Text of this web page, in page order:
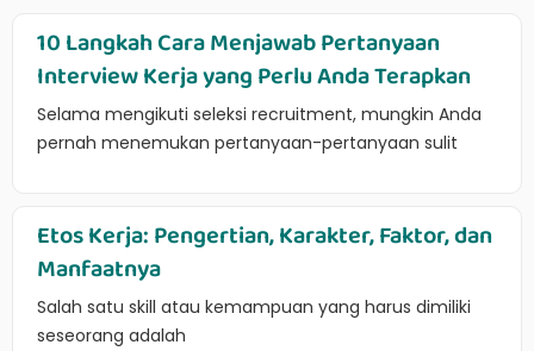
10 Langkah Cara Menjawab Pertanyaan
Interview Kerja yang Perlu Anda Terapkan
Selama mengikuti seleksi recruitment, mungkin Anda
pernah menemukan pertanyaan-pertanyaan sulit
Etos Kerja: Pengertian, Karakter, Faktor, dan
Manfaatnya
Salah satu skill atau kemampuan yang harus dimiliki
seseorang adalah